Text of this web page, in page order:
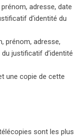
adresse, date
d’identité du
prénom, adresse,
justificatif d’identité
une copie de cette
sont les plus